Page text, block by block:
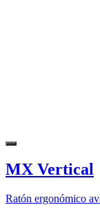
MX Vertical
Ratón ergonómico